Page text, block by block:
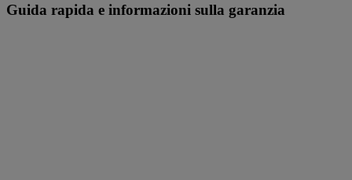
Guida rapida e informazioni sulla garanzia